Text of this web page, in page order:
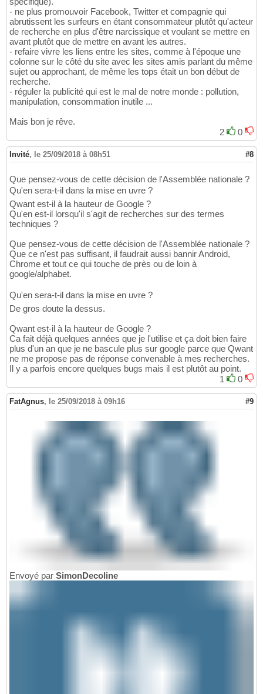
- ne plus promouvoir Facebook, Twitter et compagnie qui
abrutissent les surfeurs en étant consommateur plutôt qu'acteur
de recherche en plus d'être narcissique et voulant se mettre en
avant plutôt que de mettre en avant les autres.
- refaire vivre les liens entre les sites, comme à l'époque une
colonne sur le côté du site avec les sites amis parlant du même
sujet ou approchant, de même les tops était un bon début de
recherche.
- réguler la publicité qui est le mal de notre monde : pollution,
manipulation, consommation inutile ...
Mais bon je rêve.
2
0
Invité, le 25/09/2018 à 08h51 #8
Que pensez-vous de cette décision de l'Assemblée nationale ?
Qu'en sera-t-il dans la mise en uvre ?
Qwant est-il à la hauteur de Google ?
Qu'en est-il lorsqu'il s'agit de recherches sur des termes
techniques ?
Que pensez-vous de cette décision de l'Assemblée nationale ?
Que ce n'est pas suffisant, il faudrait aussi bannir Android,
Chrome et tout ce qui touche de près ou de loin à
google/alphabet.
Qu'en sera-t-il dans la mise en uvre ?
De gros doute la dessus.
Qwant est-il à la hauteur de Google ?
Ca fait déjà quelques années que je l'utilise et ça doit bien faire
plus d'un an que je ne bascule plus sur google parce que Qwant
ne me propose pas de réponse convenable à mes recherches.
Il y a parfois encore quelques bugs mais il est plutôt au point.
1
0
FatAgnus, le 25/09/2018 à 09h16 #9
Envoyé par SimonDecoline